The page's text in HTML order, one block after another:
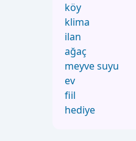
köy
klima
ilan
ağaç
meyve suyu
ev
fiil
hediye